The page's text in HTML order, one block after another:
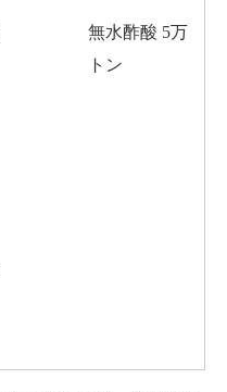
無水酢酸 5万
トン